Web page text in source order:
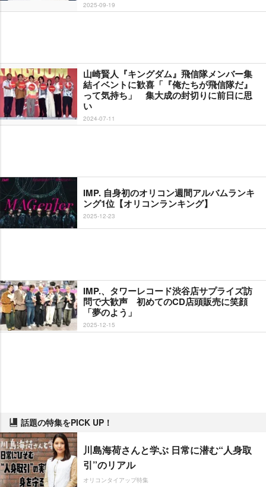
2025-09-19
山崎賢人『キングダム』飛信隊メンバー集
結イベントに歓喜「『俺たちが飛信隊だ』
って気持ち」 集大成の封切りに前日に思
い
2024-07-11
IMP. 自身初のオリコン週間アルバムランキ
ング1位【オリコンランキング】
2025-12-23
IMP.、タワーレコード渋谷店サプライズ訪
問で大歓声 初めてのCD店頭販売に笑顔
「夢のよう」
2025-12-15
話題の特集をPICK UP！
川島海荷さんと学ぶ 日常に潜む“人身取
引”のリアル
オリコンタイアップ特集